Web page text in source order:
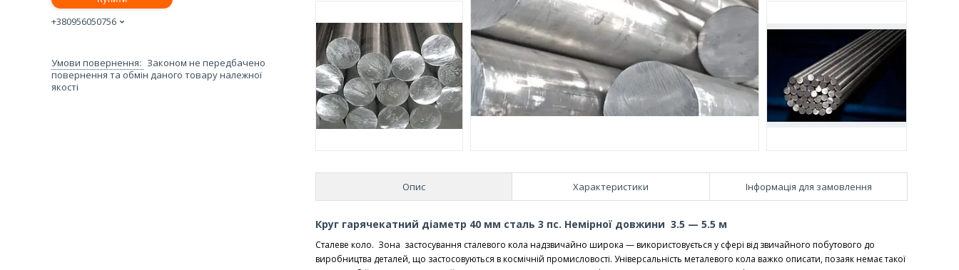
Опис Характеристики Інформація для замовлення
Круг гарячекатний діаметр 40 мм сталь 3 пс. Немірної довжини 3.5 — 5.5 м
Сталеве коло. Зона застосування сталевого кола надзвичайно широка — використовується у сфері від звичайного побутового до
виробництва деталей, що застосовуються в космічній промисловості. Універсальність металевого кола важко описати, позаяк немає такої
+380956050756
Законом не передбачено
повернення та обмін даного товару належної
якості